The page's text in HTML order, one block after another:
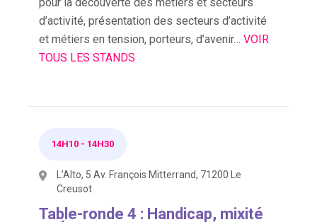
d’activité, présentation des secteurs d’activité
et métiers en tension, porteurs, d’avenir… VOIR
TOUS LES STANDS
14H10 - 14H30
L’Alto, 5 Av. François Mitterrand, 71200 Le
Creusot
Table-ronde 4 : Handicap, mixité